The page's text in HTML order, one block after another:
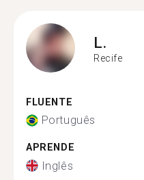
L.
Recife
FLUENTE
Português
APRENDE
Inglês